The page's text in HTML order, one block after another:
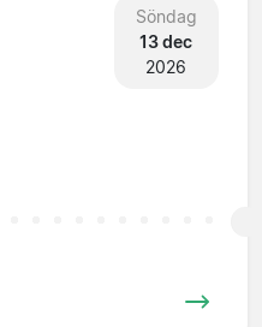
Söndag
13 dec
2026